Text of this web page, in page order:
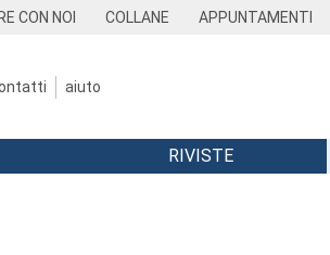
CON NOI COLLANE APPUNTAMENTI
aiuto
RIVISTE